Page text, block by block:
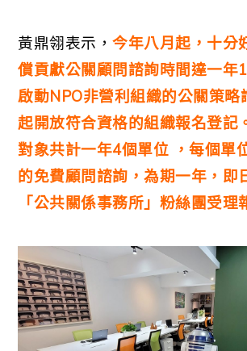
黃鼎翎表示，今年八月起，十分
償貢獻公關顧問諮詢時間達一年
啟動NPO非營利組織的公關策略
起開放符合資格的組織報名登記
對象共計一年4個單位 ，每個單
的免費顧問諮詢，為期一年，即
「公共關係事務所」粉絲團受理